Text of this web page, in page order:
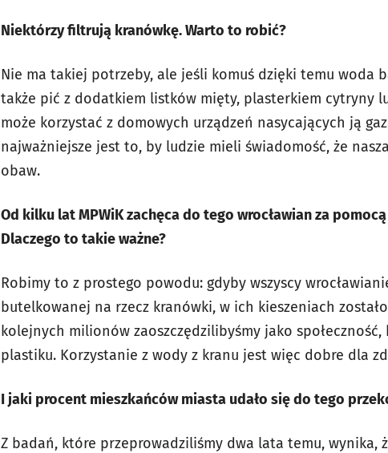
Niektórzy filtrują kranówkę. Warto to robić?
Nie ma takiej potrzeby, ale jeśli komuś dzięki temu woda
także pić z dodatkiem listków mięty, plasterkiem cytryny
może korzystać z domowych urządzeń nasycających ją
najważniejsze jest to, by ludzie mieli świadomość, że
obaw.
Od kilku lat MPWiK zachęca do tego wrocławian za
Dlaczego to takie ważne?
Robimy to z prostego powodu: gdyby wszyscy
butelkowanej na rzecz kranówki, w ich kieszeniach
kolejnych milionów zaoszczędzilibyśmy jako
plastiku. Korzystanie z wody z kranu jest więc dobre dla
I jaki procent mieszkańców miasta udało się do tego
Z badań, które przeprowadziliśmy dwa lata temu, wynika,